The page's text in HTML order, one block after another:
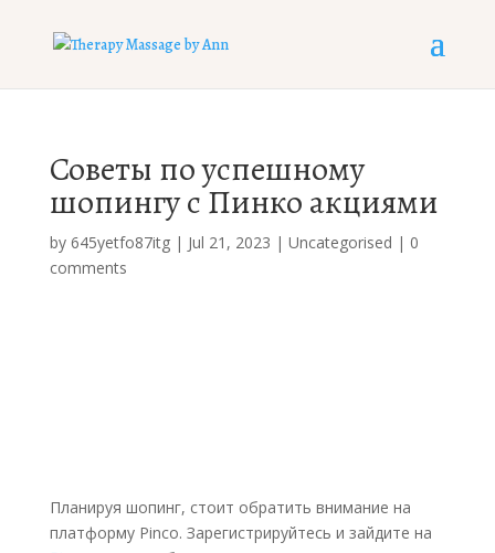
Советы по успешному
шопингу с Пинко акциями
by 645yetfo87itg| Jul 21, 2023 | Uncategorised | 0
comments
Планируя шопинг, стоит обратить внимание на
платформу Pinco. Зарегистрируйтесь и зайдите на